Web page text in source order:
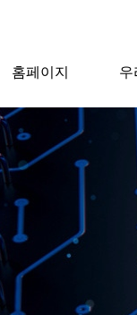
홈페이지 우